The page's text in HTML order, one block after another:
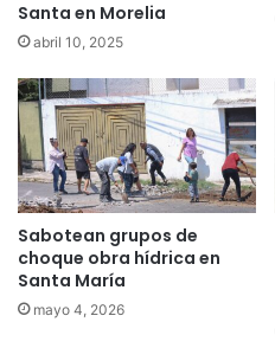
Santa en Morelia
abril 10, 2025
Sabotean grupos de
choque obra hídrica en
Santa María
mayo 4, 2026